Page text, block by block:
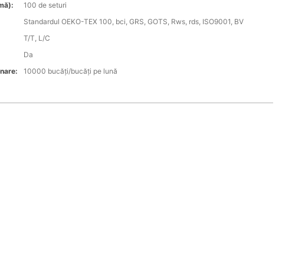
100 de seturi
Standardul OEKO-TEX 100, bci, GRS, GOTS, Rws, rds, ISO9001, BV
T/T, L/C
Da
10000 bucăți/bucăți pe lună